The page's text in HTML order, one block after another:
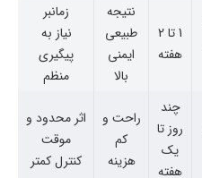
1 تا 2
هفته
نتیجه
طبیعی
ایمنی
بالا
زمانبر
نیاز به
پیگیری
منظم
چند
روز تا
یک
هفته
راحت و
کم
هزینه
اثر محدود و
موقت
کنترل کمتر